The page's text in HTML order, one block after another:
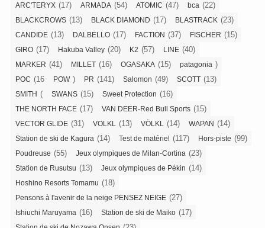
ARC'TERYX (17) ARMADA (54) ATOMIC (47) bca (22)
BLACKCROWS (13) BLACK DIAMOND (17) BLASTRACK (23)
CANDIDE (13) DALBELLO (17) FACTION (37) FISCHER (15)
GIRO (17) Hakuba Valley (20) K2 (57) LINE (40)
MARKER (41) MILLET (16) OGASAKA (15) patagonia )
POC (16 POW) PR (141) Salomon (49) SCOTT (13)
SMITH ( SWANS (15) Sweet Protection (16)
THE NORTH FACE (17) VAN DEER-Red Bull Sports (15)
VECTOR GLIDE (31) VOLKL (13) VÖLKL (14) WAPAN (14)
Station de ski de Kagura (14) Test de matériel (117) Hors-piste (99)
Poudreuse (55) Jeux olympiques de Milan-Cortina (23)
Station de Rusutsu (13) Jeux olympiques de Pékin (14)
Hoshino Resorts Tomamu (18)
Pensons à l'avenir de la neige PENSEZ NEIGE (27)
Ishiuchi Maruyama (16) Station de ski de Maiko (17)